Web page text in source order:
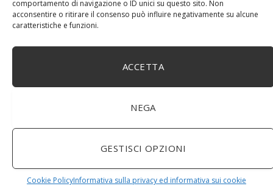
comportamento di navigazione o ID unici su questo sito. Non
acconsentire o ritirare il consenso può influire negativamente su alcune
caratteristiche e funzioni.
ACCETTA
NEGA
GESTISCI OPZIONI
Cookie PolicyInformativa sulla privacy ed informativa sui cookie
24,5cm Ø x 9,5 cm di altezza, finitura a cera naturale